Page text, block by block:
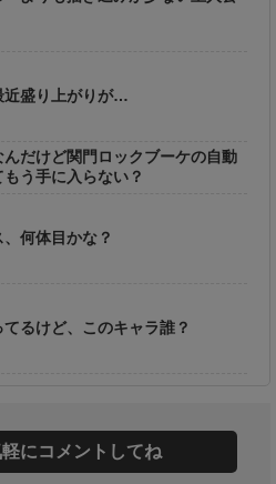
近盛り上がりが…
んだけど関門ロックブーケの自動
う手に入らない？
、何体目かな？
てるけど、このキャラ誰？
にコメントしてね